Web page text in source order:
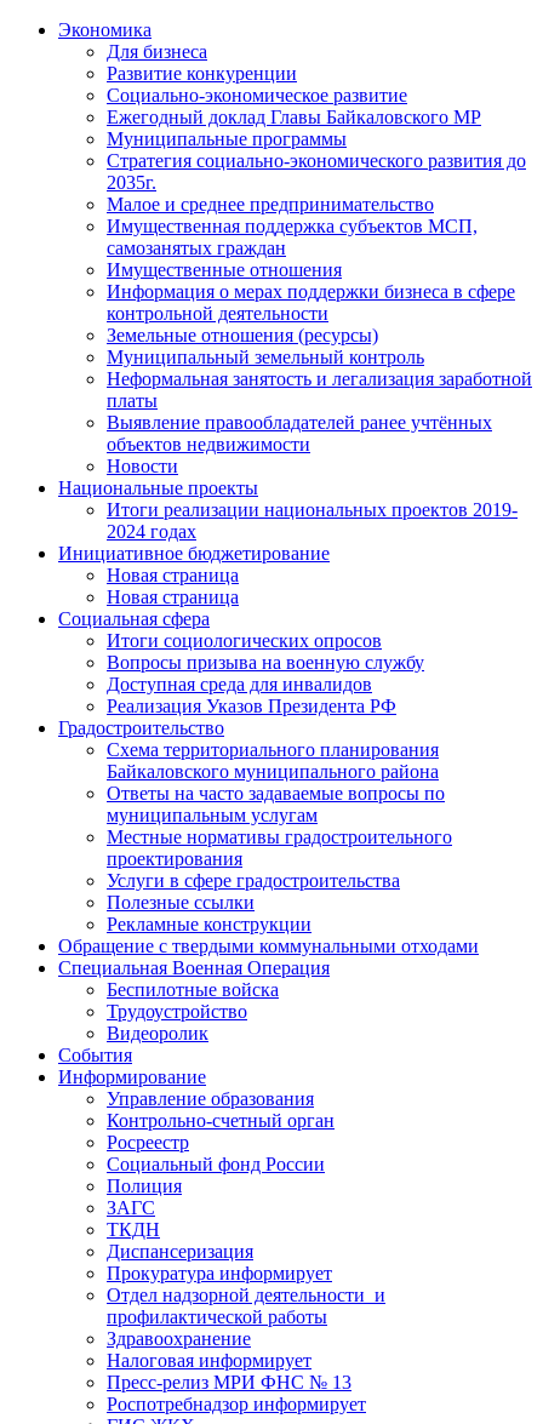
Экономика
Для бизнеса
Развитие конкуренции
Социально-экономическое развитие
Ежегодный доклад Главы Байкаловского МР
Муниципальные программы
Стратегия социально-экономического развития до
2035г.
Малое и среднее предпринимательство
Имущественная поддержка субъектов МСП,
самозанятых граждан
Имущественные отношения
Информация о мерах поддержки бизнеса в сфере
контрольной деятельности
Земельные отношения (ресурсы)
Муниципальный земельный контроль
Неформальная занятость и легализация заработной
платы
Выявление правообладателей ранее учтённых
объектов недвижимости
Новости
Национальные проекты
Итоги реализации национальных проектов 2019-
2024 годах
Инициативное бюджетирование
Новая страница
Новая страница
Социальная сфера
Итоги социологических опросов
Вопросы призыва на военную службу
Доступная среда для инвалидов
Реализация Указов Президента РФ
Градостроительство
Схема территориального планирования
Байкаловского муниципального района
Ответы на часто задаваемые вопросы по
муниципальным услугам
Местные нормативы градостроительного
проектирования
Услуги в сфере градостроительства
Полезные ссылки
Рекламные конструкции
Обращение с твердыми коммунальными отходами
Специальная Военная Операция
Беспилотные войска
Трудоустройство
Видеоролик
События
Информирование
Управление образования
Контрольно-счетный орган
Росреестр
Социальный фонд России
Полиция
ЗАГС
ТКДН
Диспансеризация
Прокуратура информирует
Отдел надзорной деятельности и
профилактической работы
Здравоохранение
Налоговая информирует
Пресс-релиз МРИ ФНС № 13
Роспотребнадзор информирует